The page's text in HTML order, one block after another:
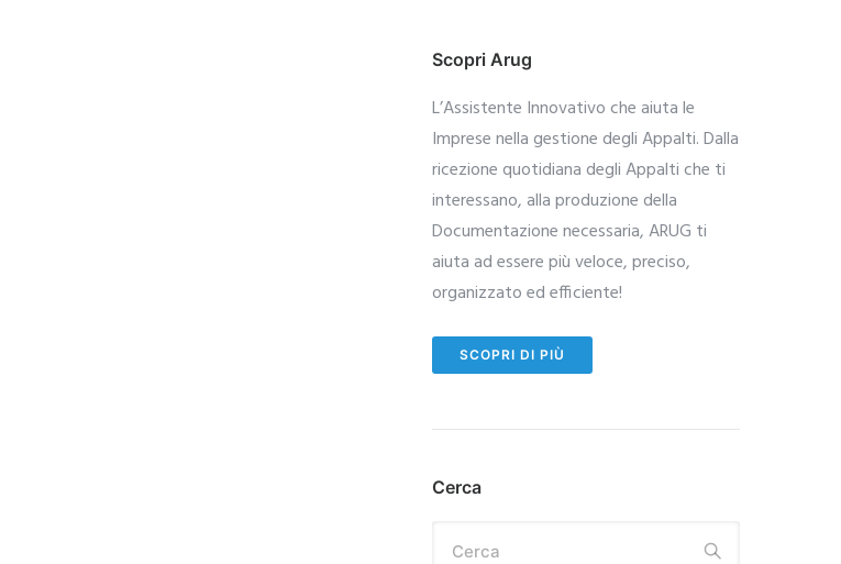
Scopri Arug
L’Assistente Innovativo che aiuta le
Imprese nella gestione degli Appalti. Dalla
ricezione quotidiana degli Appalti che ti
interessano, alla produzione della
Documentazione necessaria, ARUG ti
aiuta ad essere più veloce, preciso,
organizzato ed efficiente!
SCOPRI DI PIÙ
Cerca
Cerca